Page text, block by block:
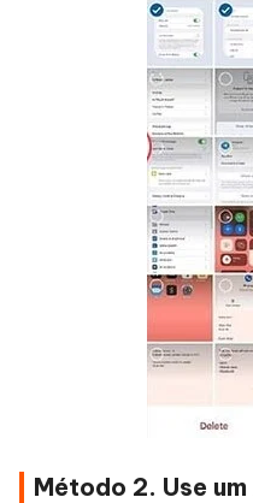
Método 2. Use